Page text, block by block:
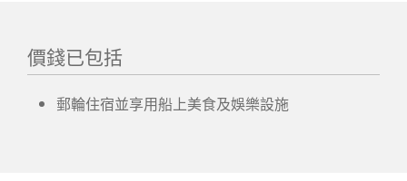
價錢已包括
郵輪住宿並享用船上美食及娛樂設施